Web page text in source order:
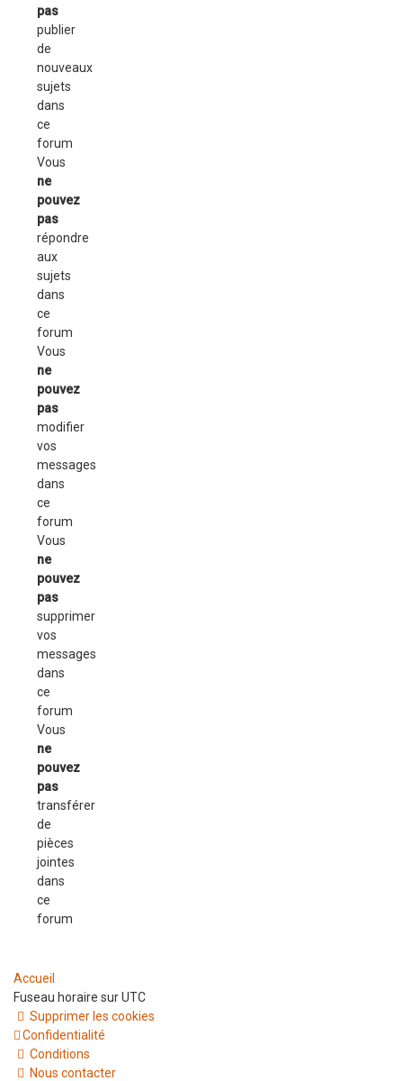
pas
publier
de
nouveaux
sujets
dans
ce
forum
Vous
ne
pouvez
pas
répondre
aux
sujets
dans
ce
forum
Vous
ne
pouvez
pas
modifier
vos
messages
dans
ce
forum
Vous
ne
pouvez
pas
supprimer
vos
messages
dans
ce
forum
Vous
ne
pouvez
pas
transférer
de
pièces
jointes
dans
ce
forum
Accueil
Fuseau horaire surUTC
Supprimer les cookies
Confidentialité
Conditions
Nous contacter